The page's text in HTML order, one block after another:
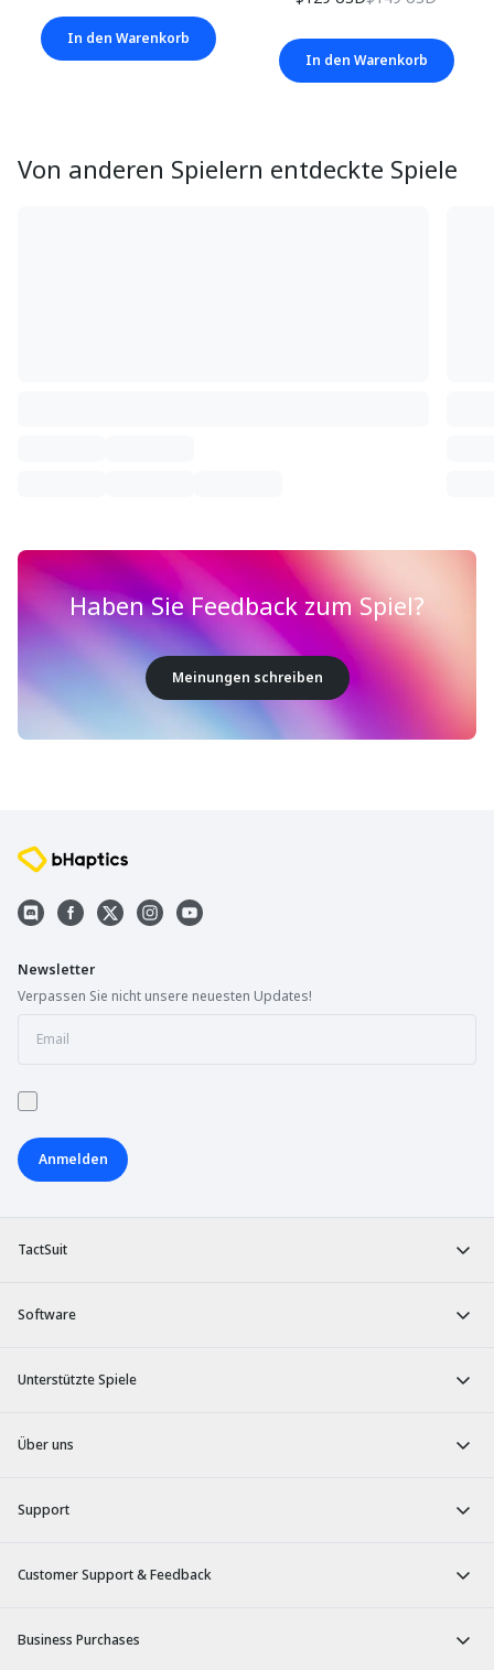
In den Warenkorb
In den Warenkorb
Von anderen Spielern entdeckte Spiele
Haben Sie Feedback zum Spiel?
Meinungen schreiben
TactSuit
Software
Unterstützte Spiele
Über uns
Support
Customer Support & Feedback
Business Purchases
Newsletter
Verpassen Sie nicht unsere neuesten Updates!
Anmelden